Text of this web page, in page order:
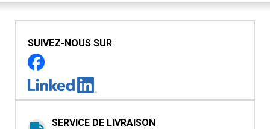
SUIVEZ-NOUS SUR
SERVICE DE LIVRAISON